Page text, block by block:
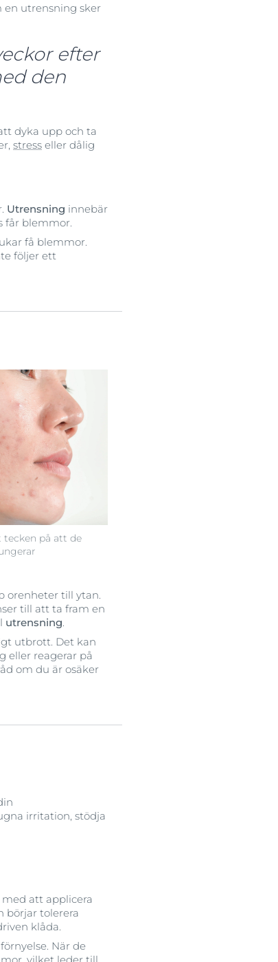
en utrensning sker
efter
den
dyka upp och ta
stress eller dålig
Utrensning innebär
får blemmor.
få blemmor.
följer ett
tecken på att de
orenheter till ytan.
till att ta fram en
utrensning.
utbrott. Det kan
eller reagerar på
om du är osäker
irritation, stödja
att applicera
börjar tolerera
klåda.
När de